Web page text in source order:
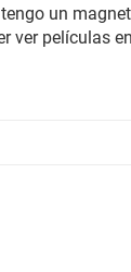
un
ver películas